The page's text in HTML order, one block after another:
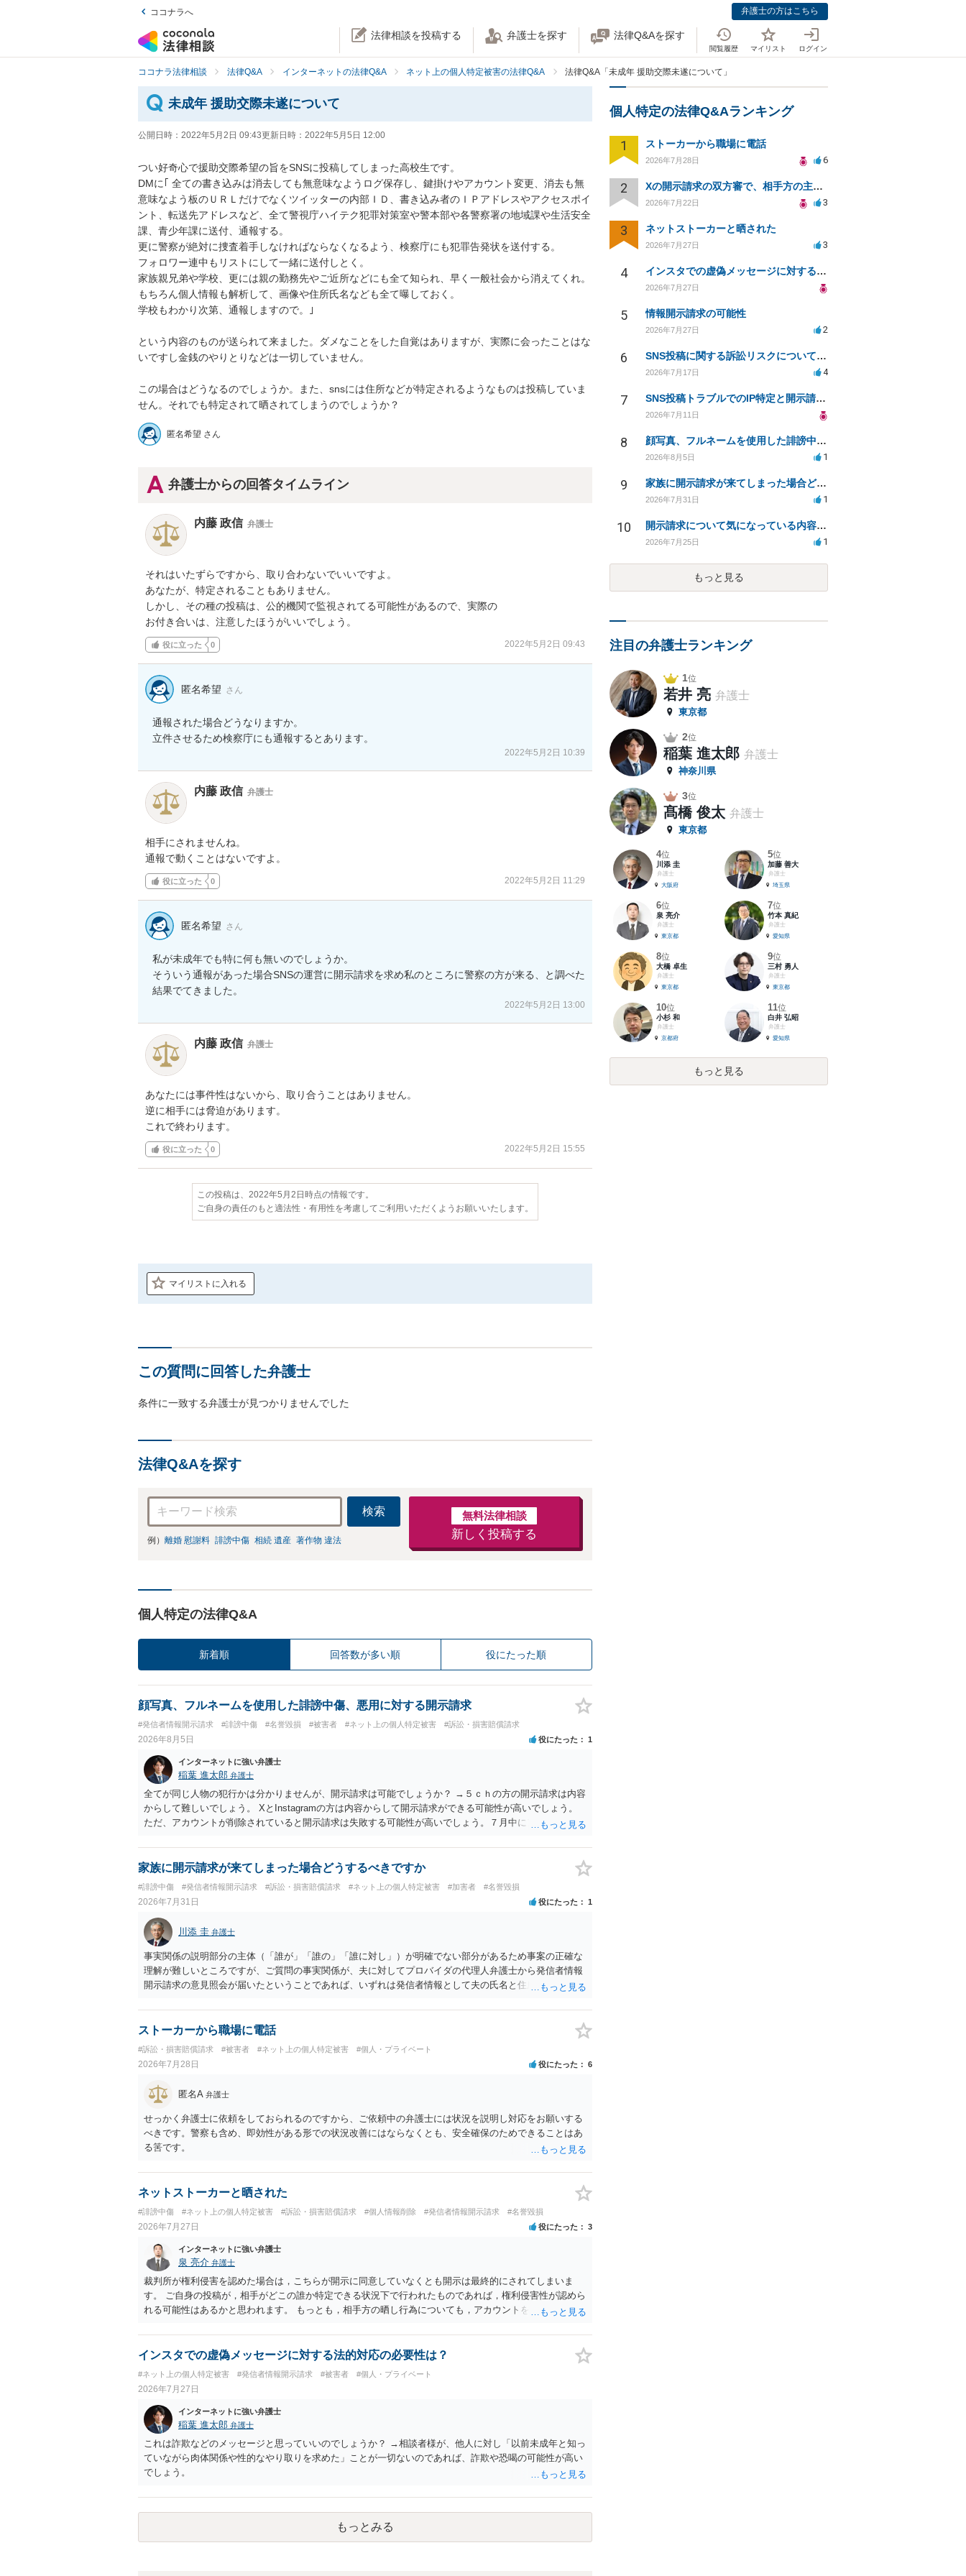
ココナラへ 弁護士の方はこちら
法律相談を投稿する 弁護士を探す 法律Q&Aを探す
閲覧履歴 マイリスト ログイン
ココナラ法律相談 法律Q&A インターネットの法律Q&A ネット上の個人特定被害の法律Q&A 法律Q&A「未成年 援助交際未遂について」
未成年 援助交際未遂について
公開日時： 2022年5月2日 09:43更新日時： 2022年5月5日 12:00
つい好奇心で援助交際希望の旨をSNSに投稿してしまった高校生です。
DMに｢ 全ての書き込みは消去しても無意味なようログ保存し、鍵掛けやアカウント変更、消去も無
意味なよう板のＵＲＬだけでなくツイッターの内部ＩＤ、書き込み者のＩＰアドレスやアクセスポイ
ント、転送先アドレスなど、全て警視庁ハイテク犯罪対策室や警本部や各警察署の地域課や生活安全
課、青少年課に送付、通報する。
更に警察が絶対に捜査着手しなければならなくなるよう、検察庁にも犯罪告発状を送付する。
フォロワー連中もリストにして一緒に送付しとく。
家族親兄弟や学校、更には親の勤務先やご近所などにも全て知られ、早く一般社会から消えてくれ。
もちろん個人情報も解析して、画像や住所氏名なども全て曝しておく。
学校もわかり次第、通報しますので。｣
という内容のものが送られて来ました。ダメなことをした自覚はありますが、実際に会ったことはな
いですし金銭のやりとりなどは一切していません。
この場合はどうなるのでしょうか。また、snsには住所などが特定されるようなものは投稿していま
せん。それでも特定されて晒されてしまうのでしょうか？
匿名希望 さん
弁護士からの回答タイムライン
内藤 政信 弁護士
それはいたずらですから、取り合わないでいいですよ。
あなたが、特定されることもありません。
しかし、その種の投稿は、公的機関で監視されてる可能性があるので、実際の
お付き合いは、注意したほうがいいでしょう。
役に立った 0 2022年5月2日 09:43
匿名希望 さん
通報された場合どうなりますか。
立件させるため検察庁にも通報するとあります。
2022年5月2日 10:39
内藤 政信 弁護士
相手にされませんね。
通報で動くことはないですよ。
役に立った 0 2022年5月2日 11:29
匿名希望 さん
私が未成年でも特に何も無いのでしょうか。
そういう通報があった場合SNSの運営に開示請求を求め私のところに警察の方が来る、と調べた
結果でてきました。
2022年5月2日 13:00
内藤 政信 弁護士
あなたには事件性はないから、取り合うことはありません。
逆に相手には脅迫があります。
これで終わります。
役に立った 0 2022年5月2日 15:55
この投稿は、2022年5月2日時点の情報です。
ご自身の責任のもと適法性・有用性を考慮してご利用いただくようお願いいたします。
マイリストに入れる
この質問に回答した弁護士
条件に一致する弁護士が見つかりませんでした
法律Q&Aを探す
検索
例） 離婚 慰謝料 誹謗中傷 相続 遺産 著作物 違法
無料法律相談
新しく投稿する
個人特定の法律Q&A
新着順 回答数が多い順 役にたった順
顔写真、フルネームを使用した誹謗中傷、悪用に対する開示請求
#発信者情報開示請求 #誹謗中傷 #名誉毀損 #被害者 #ネット上の個人特定被害 #訴訟・損害賠償請求
2026年8月5日 役にたった 1
インターネットに強い弁護士
稲葉 進太郎 弁護士
全てが同じ人物の犯行かは分かりませんが、開示請求は可能でしょうか？ →５ｃｈの方の開示請求は内容
からして難しいでしょう。 XとInstagramの方は内容からして開示請求ができる可能性が高いでしょう。
ただ、アカウントが削除されていると開示請求は失敗する可能性が高いでしょう。７月中にアカウントが
相手に全ての弁護士費用を負担させることは可能でしょうか？ →訴訟外の交渉で相手方が認めれば負担さ
せることができるでしょう。訴訟で判決となった場合は、実際の弁護士費用が認められる場合と認められ
家族に開示請求が来てしまった場合どうするべきですか
#誹謗中傷 #発信者情報開示請求 #訴訟・損害賠償請求 #ネット上の個人特定被害 #加害者 #名誉毀損
2026年7月31日 役にたった 1
川添 圭 弁護士
事実関係の説明部分の主体（「誰が」「誰の」「誰に対し」）が明確でない部分があるため事案の正確な
理解が難しいところですが、ご質問の事実関係が、夫に対してプロバイダの代理人弁護士から発信者情報
開示請求の意見照会が届いたということであれば、いずれは発信者情報として夫の氏名と住所が開示さ
可能性があるように思われます。この場合は、開示請求者（とある女性？）の代理人弁護士へ、実は投稿
者があなたであるという内容とともに、あなたから連絡することもあり得ます。 夫がクレーム電話を入れ
理人の事務所なのかが不明ですが、もし前者であれば、書類の再送要請にはあまり意味はなく、一方、後
者であるなら、夫を被告として提訴に至る可能性も考える必要が出てきます。 あなたと夫との夫婦関係の
状況（別居中なのか、夫婦関係は良好なのか、あなたが夫へ嘘をついたのか等）がよくわからないところ
があり、実際にどのような対応がベターなのかを正確に検討するためには、公開の相談ではなく、詳しい
事実関係を整理した上で弁護士へ直接相談するべきでしょう。
ストーカーから職場に電話
#訴訟・損害賠償請求 #被害者 #ネット上の個人特定被害 #個人・プライベート
2026年7月28日 役にたった 6
匿名A 弁護士
せっかく弁護士に依頼をしておられるのですから、ご依頼中の弁護士には状況を説明し対応をお願いする
べきです。警察も含め、即効性がある形での状況改善にはならなくとも、安全確保のためできることはあ
る筈です。
ネットストーカーと晒された
#誹謗中傷 #ネット上の個人特定被害 #訴訟・損害賠償請求 #個人情報削除 #発信者情報開示請求 #名誉毀損
2026年7月27日 役にたった 3
インターネットに強い弁護士
泉 亮介 弁護士
裁判所が権利侵害を認めた場合は，こちらが開示に同意していなくとも開示は最終的にされてしまいま
す。 ご自身の投稿が，相手がどこの誰か特定できる状況下で行われたものであれば，権利侵害性が認めら
れる可能性はあるかと思われます。 もっとも，相手方の晒し行為についても，アカウントを特定したうえ
ょう。
インスタでの虚偽メッセージに対する法的対応の必要性は？
#ネット上の個人特定被害 #発信者情報開示請求 #被害者 #個人・プライベート
2026年7月27日
インターネットに強い弁護士
稲葉 進太郎 弁護士
これは詐欺などのメッセージと思っていいのでしょうか？ →相談者様が、他人に対し「以前未成年と知っ
ていながら肉体関係や性的なやり取りを求めた」ことが一切ないのであれば、詐欺や恐喝の可能性が高い
でしょう。
もっとみる
個人特定の法律Q&Aランキング
1 ストーカーから職場に電話
2026年7月28日 6
2 Xの開示請求の双方審で、相手方の主張が口頭ばかりで把握しきれません
2026年7月22日 3
3 ネットストーカーと晒された
2026年7月27日 3
4 インスタでの虚偽メッセージに対する法的対応の必要性は？
2026年7月27日
5 情報開示請求の可能性
2026年7月27日 2
6 SNS投稿に関する訴訟リスクについての相談
2026年7月17日 4
7 SNS投稿トラブルでのIP特定と開示請求の現実性は？
2026年7月11日
8 顔写真、フルネームを使用した誹謗中傷、悪用に対する開示請求
2026年8月5日 1
9 家族に開示請求が来てしまった場合どうするべきですか
2026年7月31日 1
10 開示請求について気になっている内容の質問
2026年7月25日 1
もっと見る
注目の弁護士ランキング
1位
若井 亮 弁護士
東京都
2位
稲葉 進太郎 弁護士
神奈川県
3位
髙橋 俊太 弁護士
東京都
4位
川添 圭
弁護士
大阪府
5位
加藤 善大
弁護士
埼玉県
6位
泉 亮介
弁護士
東京都
7位
竹本 真紀
弁護士
愛知県
8位
大橋 卓生
弁護士
東京都
9位
三村 勇人
弁護士
東京都
10位
小杉 和
弁護士
京都府
11位
白井 弘昭
弁護士
愛知県
もっと見る